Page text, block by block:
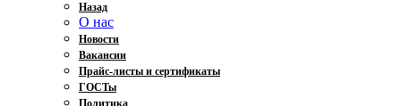
Назад
О нас
Новости
Вакансии
Прайс-листы и сертификаты
ГОСТы
Политика